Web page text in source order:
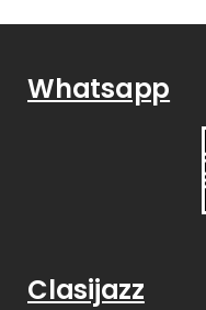
Whatsapp
Clasijazz